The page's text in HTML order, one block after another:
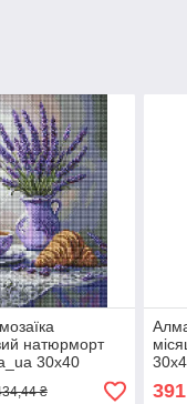
натюрморт
30х40
₴ 391